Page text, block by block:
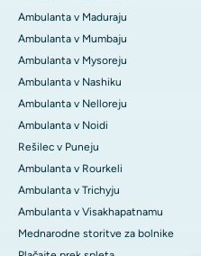
Ambulanta v Maduraju
Ambulanta v Mumbaju
Ambulanta v Mysoreju
Ambulanta v Nashiku
Ambulanta v Nelloreju
Ambulanta v Noidi
Rešilec v Puneju
Ambulanta v Rourkeli
Ambulanta v Trichyju
Ambulanta v Visakhapatnamu
Mednarodne storitve za bolnike